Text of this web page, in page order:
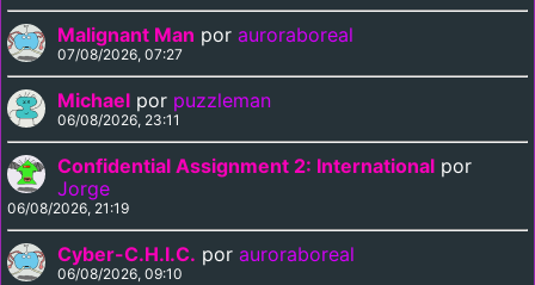
Malignant Man por auroraboreal
07/08/2026, 07:27
Michael por puzzleman
06/08/2026, 23:11
Confidential Assignment 2: International por
Jorge
06/08/2026, 21:19
Cyber-C.H.I.C. por auroraboreal
06/08/2026, 09:10